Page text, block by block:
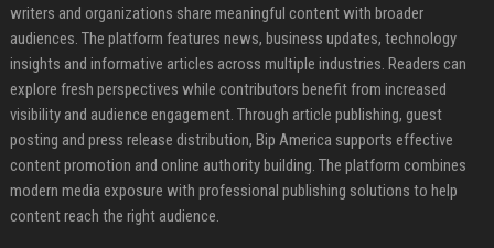
writers and organizations share meaningful content with broader
audiences. The platform features news, business updates, technology
insights and informative articles across multiple industries. Readers can
explore fresh perspectives while contributors benefit from increased
visibility and audience engagement. Through article publishing, guest
posting and press release distribution, Bip America supports effective
content promotion and online authority building. The platform combines
modern media exposure with professional publishing solutions to help
content reach the right audience.